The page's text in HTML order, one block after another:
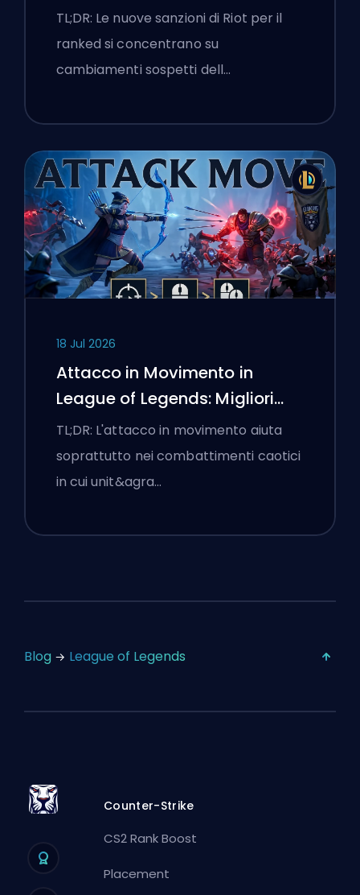
flags
TL;DR: Le nuove sanzioni di Riot per il
ranked si concentrano su
cambiamenti sospetti dell…
18 Jul 2026
Attacco in Movimento in
League of Legends: Migliori
Impostazioni
TL;DR: L'attacco in movimento aiuta
soprattutto nei combattimenti caotici
in cui unit&agra…
Blog League of Legends
Counter-Strike
CS2 Rank Boost
Placement